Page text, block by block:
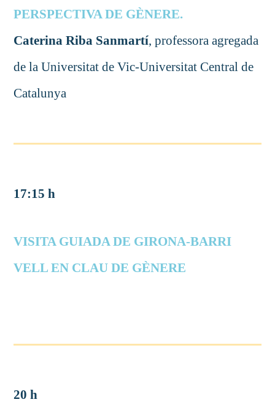
PERSPECTIVA DE GÈNERE.
Caterina Riba Sanmartí, professora agregada
de la Universitat de Vic-Universitat Central de
Catalunya
17:15 h
VISITA GUIADA DE GIRONA-BARRI
VELL EN CLAU DE GÈNERE
20 h